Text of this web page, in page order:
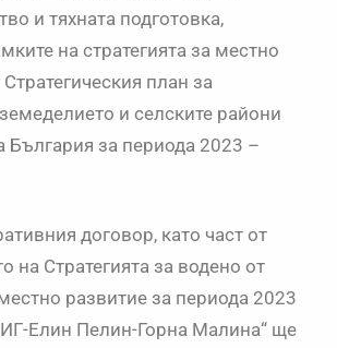
и тяхната подготовка,
на стратегията за местно
Стратегическия план за
и селските райони
България за периода 2023 –
договор, като част от
на Стратегията за водено от
развитие за периода 2023
Елин Пелин-Горна Малина“ ще